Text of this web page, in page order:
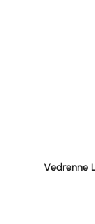
Vedrenne